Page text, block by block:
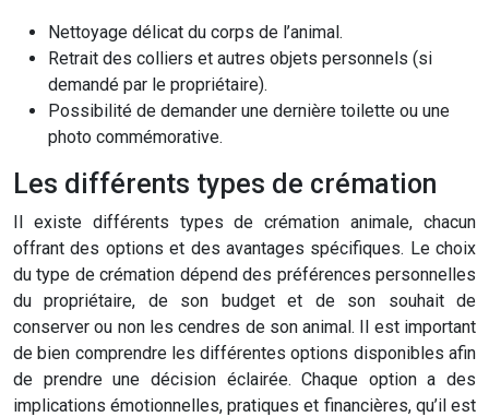
Nettoyage délicat du corps de l’animal.
Retrait des colliers et autres objets personnels (si
demandé par le propriétaire).
Possibilité de demander une dernière toilette ou une
photo commémorative.
Les différents types de crémation
Il existe différents types de crémation animale, chacun
offrant des options et des avantages spécifiques. Le choix
du type de crémation dépend des préférences personnelles
du propriétaire, de son budget et de son souhait de
conserver ou non les cendres de son animal. Il est important
de bien comprendre les différentes options disponibles afin
de prendre une décision éclairée. Chaque option a des
implications émotionnelles, pratiques et financières, qu’il est